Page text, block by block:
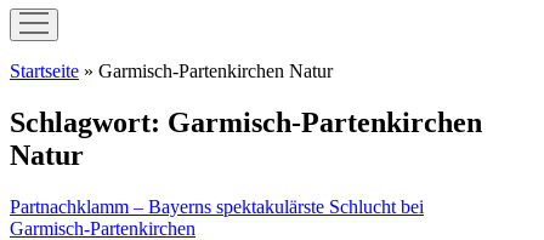
Menü
öffnen
Startseite » Garmisch-Partenkirchen Natur
Schlagwort: Garmisch-Partenkirchen
Natur
Partnachklamm – Bayerns spektakulärste Schlucht bei
Garmisch‑Partenkirchen